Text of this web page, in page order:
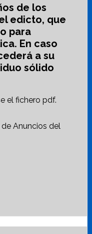
de los
edicto, que
para
En caso
a su
sólido
el fichero pdf.
Anuncios del